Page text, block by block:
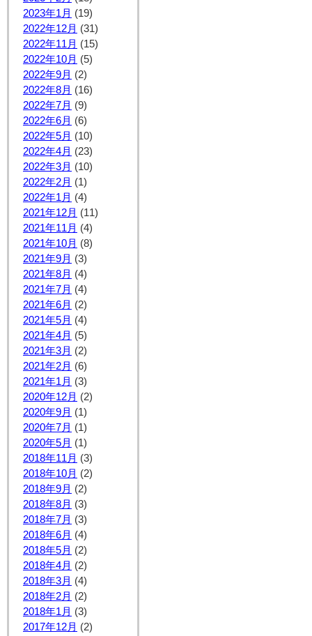
2023年1月 (19)
2022年12月 (31)
2022年11月 (15)
2022年10月 (5)
2022年9月 (2)
2022年8月 (16)
2022年7月 (9)
2022年6月 (6)
2022年5月 (10)
2022年4月 (23)
2022年3月 (10)
2022年2月 (1)
2022年1月 (4)
2021年12月 (11)
2021年11月 (4)
2021年10月 (8)
2021年9月 (3)
2021年8月 (4)
2021年7月 (4)
2021年6月 (2)
2021年5月 (4)
2021年4月 (5)
2021年3月 (2)
2021年2月 (6)
2021年1月 (3)
2020年12月 (2)
2020年9月 (1)
2020年7月 (1)
2020年5月 (1)
2018年11月 (3)
2018年10月 (2)
2018年9月 (2)
2018年8月 (3)
2018年7月 (3)
2018年6月 (4)
2018年5月 (2)
2018年4月 (2)
2018年3月 (4)
2018年2月 (2)
2018年1月 (3)
2017年12月 (2)